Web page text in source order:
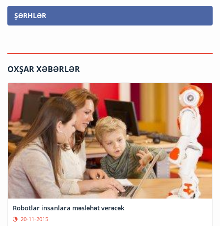
ŞƏRHLƏR
OXŞAR XƏBƏRLƏR
Robotlar insanlara məsləhət verəcək
20-11-2015